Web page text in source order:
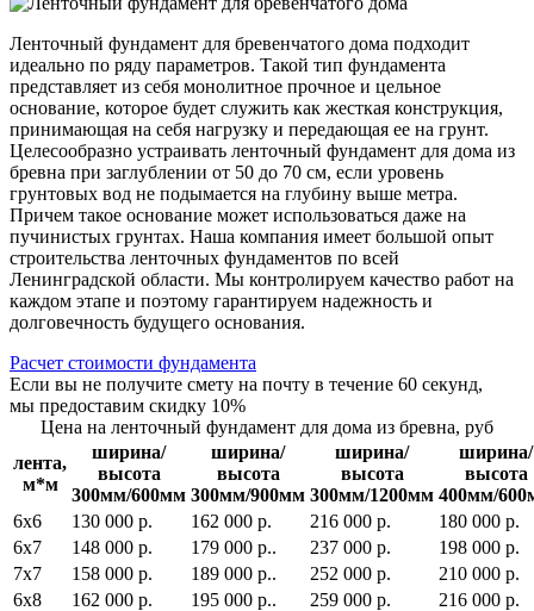
Ленточный фундамент для бревенчатого дома подходит
идеально по ряду параметров. Такой тип фундамента
представляет из себя монолитное прочное и цельное
основание, которое будет служить как жесткая конструкция,
принимающая на себя нагрузку и передающая ее на грунт.
Целесообразно устраивать ленточный фундамент для дома из
бревна при заглублении от 50 до 70 см, если уровень
грунтовых вод не подымается на глубину выше метра.
Причем такое основание может использоваться даже на
пучинистых грунтах. Наша компания имеет большой опыт
строительства ленточных фундаментов по всей
Ленинградской области. Мы контролируем качество работ на
каждом этапе и поэтому гарантируем надежность и
долговечность будущего основания.
Расчет стоимости фундамента
Если вы не получите смету на почту в течение 60 секунд,
мы предоставим скидку 10%
Цена на ленточный фундамент для дома из бревна, руб
лента,
м*м
ширина/
высота
300мм/600мм
ширина/
высота
300мм/900мм
ширина/
высота
300мм/1200мм
ширина/
высота
400мм/
6х6
130 000 р. 162 000 р. 216 000 р.
180 000 р.
6х7
148 000 р. 179 000 р.. 237 000 р.
198 000 р.
7х7
158 000 р. 189 000 р.. 252 000 р.
210 000 р.
6х8
162 000 р. 195 000 р.. 259 000 р.
216 000 р.